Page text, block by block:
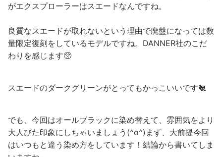
がエクスプローラーはスエードなんですね。
良質なスエードが取れないという理由で廃盤になっては数
量限定復刻をしているモデルですね。DANNER社のこだ
わりを感じます🥺
スエードのダークグリーンがとってもかっこいいです🐔
でも、今回はオールブラックに染め替えて、雰囲気をより
大人びた印象にしちゃいましょう(^o^)まず、大前提今回
はいつもと違う染め方をしています！結論から書いてしま